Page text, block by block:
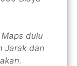
dulu
Jarak dan